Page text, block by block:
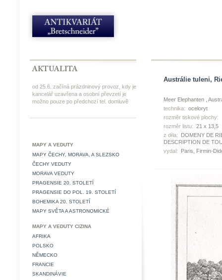
od 25.6. začíná prázdninový provoz, kdy je
kancelář uzavřena a osobní převzetí je
možno pouze po předchozí tel. domluvě
MAPY A VEDUTY
MAPY ČECHY, MORAVA, A SLEZSKO
ČECHY VEDUTY
MORAVA VEDUTY
PRAGENSIE 20. STOLETÍ
PRAGENSIE DO POL. 19. STOLETÍ
BOHEMIKA 20. STOLETÍ
MAPY SVĚTA A ASTRONOMICKÉ
MAPY A VEDUTY CIZINA
AFRIKA
POLSKO
NĚMECKO
FRANCIE
SKANDINÁVIE
Austrálie tuleni,
Meer Elephanten ,
technika: oceloryt
rozměr tiskové plochy:
rozměr listu: 21 x 13,5
z díla:
DOMENY DE
DESCRIPTION DE
vydal:
Paris, Firmin-